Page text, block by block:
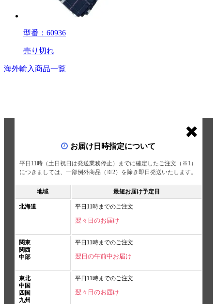
型番：60936
売り切れ
海外輸入商品一覧
お届け日時指定について
平日11時（土日祝日は発送業務停止）までに確定したご注文（※1）
につきましては、一部例外商品（※2）を除き即日発送いたします。
地域 最短お届け予定日
北海道 平日11時までのご注文
翌々日のお届け
関東
関西
中部
平日11時までのご注文
翌日の午前中お届け
東北
中国
四国
九州
平日11時までのご注文
翌々日のお届け